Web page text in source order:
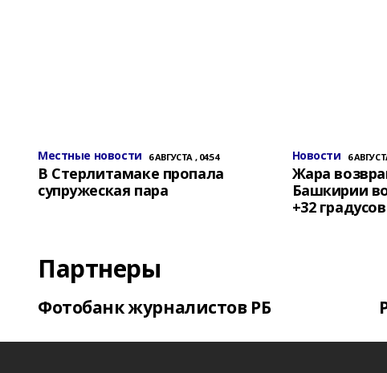
Местные новости 6 АВГУСТА , 04:54
В Стерлитамаке пропала
супружеская пара
Новости 6
Жара
Башкирии
+32 градусов
Партнеры
Фотобанк журналистов РБ